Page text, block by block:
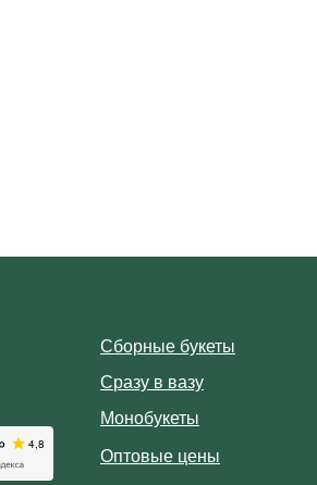
Монобукеты
Сразу в вазу
Сборные букеты
Оптовые цены